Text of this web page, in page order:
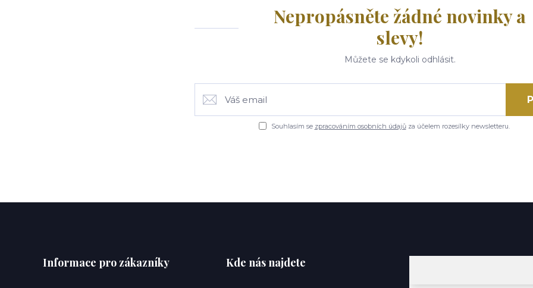
Nepropásněte žádné novinky a
slevy!
Můžete se kdykoli odhlásit.
Souhlasím se zpracováním osobních údajůza účelem rozesílky newsletteru.
Informace pro zákazníky Kde nás najdete